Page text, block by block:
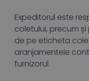
Expeditorul este
coletului, precum
de pe eticheta
aranjamentele
furnizorul.